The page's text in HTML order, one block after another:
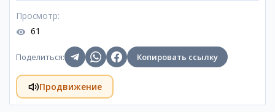
Просмотр:
61
Поделиться: Копировать ссылку
Продвижение